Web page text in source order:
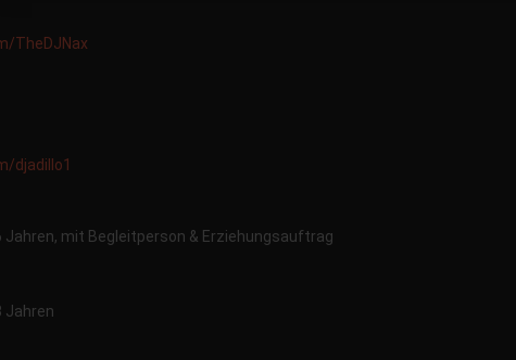
TheDJNax
djadillo1
Jahren, mit Begleitperson & Erziehungsauftrag
Jahren